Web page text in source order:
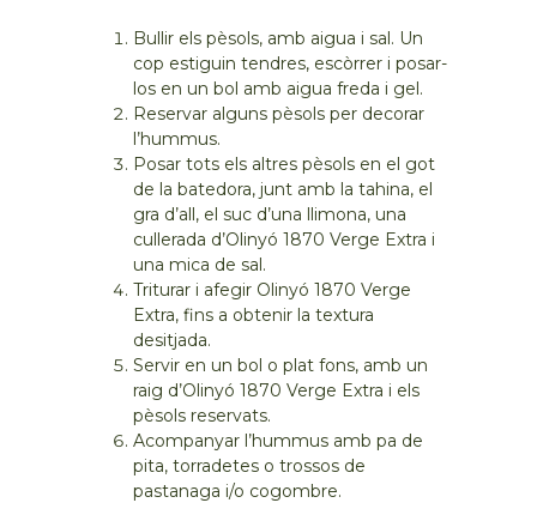
Bullir els pèsols, amb aigua i sal. Un
cop estiguin tendres, escòrrer i posar-
los en un bol amb aigua freda i gel.
Reservar alguns pèsols per decorar
l’hummus.
Posar tots els altres pèsols en el got
de la batedora, junt amb la tahina, el
gra d’all, el suc d’una llimona, una
cullerada d’Olinyó 1870 Verge Extra i
una mica de sal.
Triturar i afegir Olinyó 1870 Verge
Extra, fins a obtenir la textura
desitjada.
Servir en un bol o plat fons, amb un
raig d’Olinyó 1870 Verge Extra i els
pèsols reservats.
Acompanyar l’hummus amb pa de
pita, torradetes o trossos de
pastanaga i/o cogombre.